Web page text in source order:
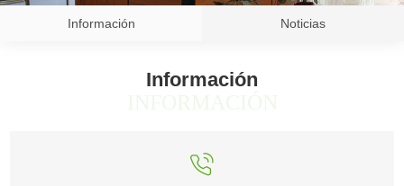
Información Noticias
Información